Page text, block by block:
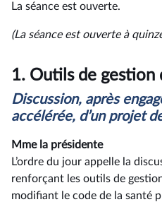
La séance est ouverte.
(La séance est ouverte à
1. Outils de gestion
Discussion, après
accélérée, d’un projet
Mme la présidente
L’ordre du jour appelle la
renforçant les outils de
modifiant le code de la santé